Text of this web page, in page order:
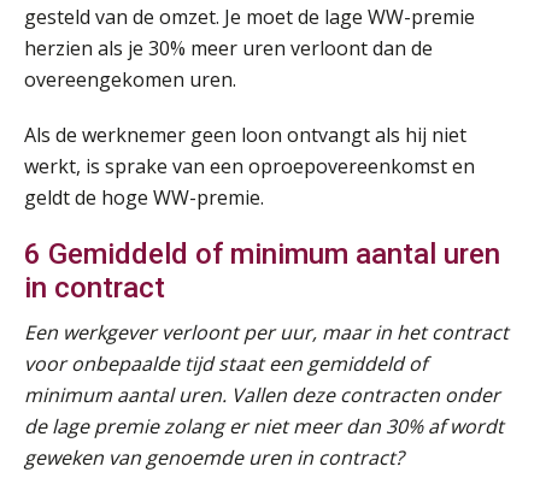
gesteld van de omzet. Je moet de lage WW-premie
herzien als je 30% meer uren verloont dan de
overeengekomen uren.
Als de werknemer geen loon ontvangt als hij niet
werkt, is sprake van een oproepovereenkomst en
geldt de hoge WW-premie.
6 Gemiddeld of minimum aantal uren
in contract
Een werkgever verloont per uur, maar in het contract
voor onbepaalde tijd staat een gemiddeld of
minimum aantal uren. Vallen deze contracten onder
de lage premie zolang er niet meer dan 30% af wordt
geweken van genoemde uren in contract?